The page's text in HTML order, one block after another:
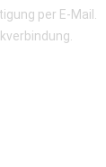
per E-Mail.